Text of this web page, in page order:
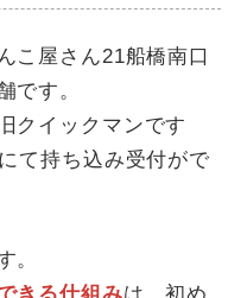
こ屋さん21船橋南口
です。
クイックマンです
て持ち込み受付がで
。